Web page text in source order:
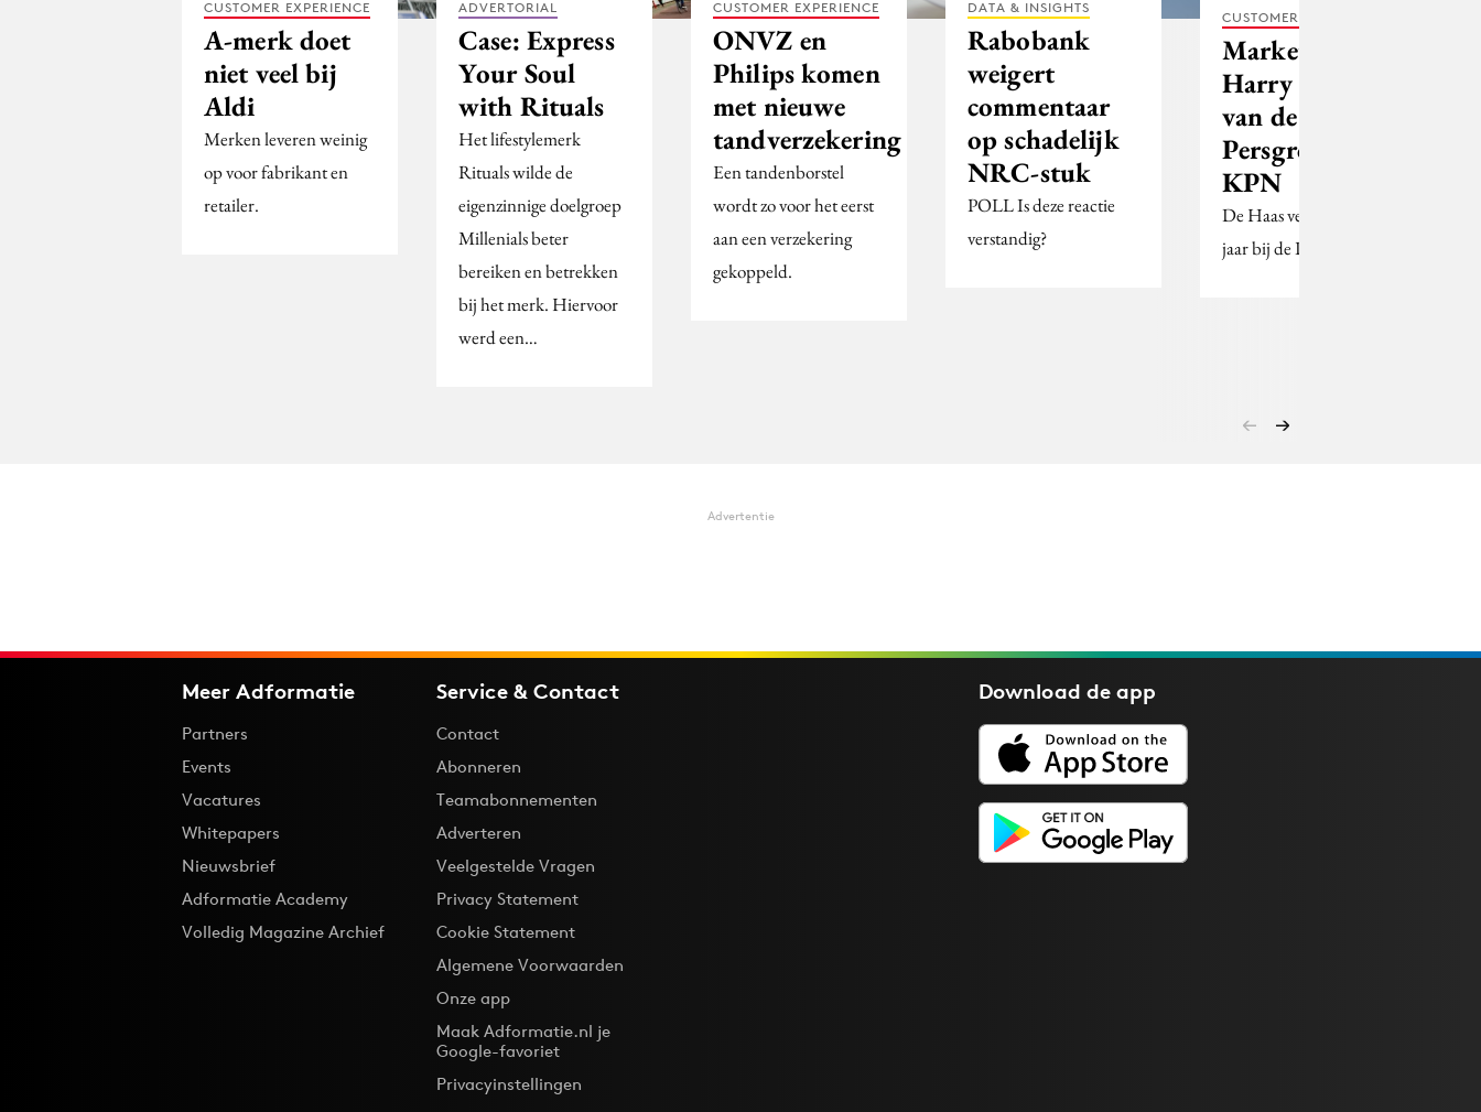
CUSTOMER EXPERIENCE
A-merk doet
niet veel bij
Aldi
Merken leveren weinig
op voor fabrikant en
retailer.
ADVERTORIAL
Case: Express
Your Soul
with Rituals
Het lifestylemerk
Rituals wilde de
eigenzinnige doelgroep
Millenials beter
bereiken en betrekken
bij het merk. Hiervoor
werd een…
CUSTOMER EXPERIENCE
ONVZ en
Philips komen
met nieuwe
tandverzekering
Een tandenborstel
wordt zo voor het eerst
aan een verzekering
gekoppeld.
DATA & INSIGHTS
Rabobank
weigert
commentaar
op schadelijk
NRC-stuk
POLL Is deze reactie
verstandig?
CUSTOMER EXPERIENCE
Marketingdirecteur
Harry de Haas
van de
Persgroep naar
KPN
De Haas vertrekt na een
jaar bij de Persgroep.
Advertentie
Meer Adformatie
Partners
Events
Vacatures
Whitepapers
Nieuwsbrief
Adformatie Academy
Volledig Magazine Archief
Service & Contact
Contact
Abonneren
Teamabonnementen
Adverteren
Veelgestelde Vragen
Privacy Statement
Cookie Statement
Algemene Voorwaarden
Onze app
Maak Adformatie.nl je
Google-favoriet
Privacyinstellingen
Download deapp